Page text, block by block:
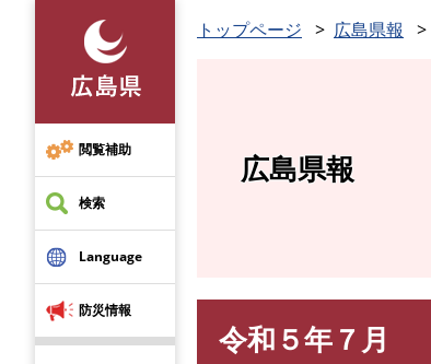
先
頭
で
す
閲覧補助
検索
Language
防災情報
トップページ 広島県報
広島県報
令和５年７月